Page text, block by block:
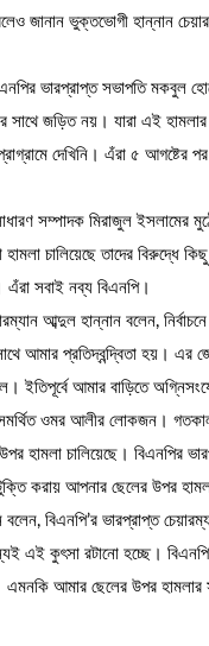
জানান ভুক্তভোগী হান্নান
ভারপ্রাপ্ত সভাপতি মকবুল
সাথে জড়িত নয়। যারা এই হামলার
দেখিনি। এঁরা ৫ আগষ্টের
সম্পাদক মিরাজুল ইসলামের
হামলা চালিয়েছে তাদের বিরুদ্ধে
এঁরা সবাই নব্য বিএনপি।
আব্দুল হান্নান বলেন,
আমার প্রতিদ্বন্দ্বিতা হয়। এর
ইতিপূর্বে আমার বাড়িতে
ওমর আলীর লোকজন।
হামলা চালিয়েছে। বিএনপির
করায় আপনার ছেলের উপর
বিএনপি’র ভারপ্রাপ্ত
এই কুৎসা রটানো হচ্ছে।
এমনকি আমার ছেলের উপর হামলার